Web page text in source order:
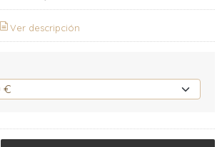
Ver descripción